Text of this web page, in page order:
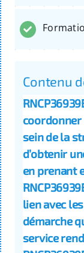
Contenu
coordonner
sein de la
d’obtenir
en prenant
lien avec
démarche
service